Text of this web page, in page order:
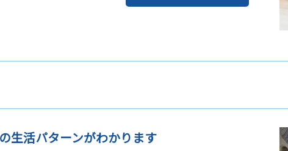
生活パターンがわかります